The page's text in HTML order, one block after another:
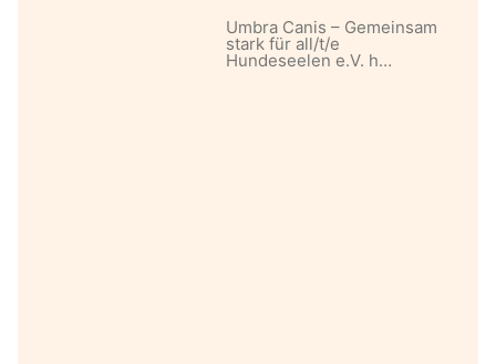
Umbra Canis – Gemeinsam
stark für all/t/e
Hundeseelen e.V. h…